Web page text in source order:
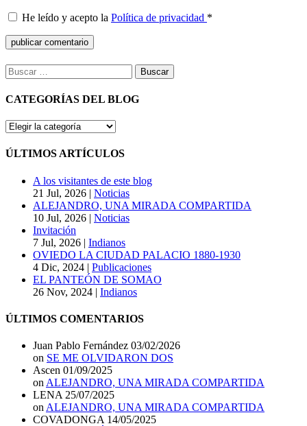
He leído y acepto la Política de privacidad *
Buscar:
CATEGORÍAS DEL BLOG
CATEGORÍAS
BLOG
ÚLTIMOS ARTÍCULOS
A los visitantes de este blog
21 Jul, 2026 | Noticias
ALEJANDRO, UNA MIRADA COMPARTIDA
10 Jul, 2026 | Noticias
Invitación
7 Jul, 2026 | Indianos
OVIEDO LA CIUDAD PALACIO 1880-1930
4 Dic, 2024 | Publicaciones
EL PANTEÓN DE SOMAO
26 Nov, 2024 | Indianos
ÚLTIMOS COMENTARIOS
Juan Pablo Fernández 03/02/2026
on SE ME OLVIDARON DOS
Ascen 01/09/2025
on ALEJANDRO, UNA MIRADA COMPARTIDA
LENA 25/07/2025
on ALEJANDRO, UNA MIRADA COMPARTIDA
COVADONGA 14/05/2025